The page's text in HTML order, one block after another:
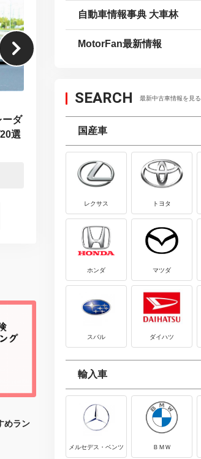
ーダ
選
【2023年】ETC車載器おすすめラ
めラン
自動車情報事典 大車林
MotorFan最新情報
SEARCH 最新中古車情報を見る
国産車
レクサス トヨタ
ホンダ マツダ
スバル ダイハツ
輸入車
メルセデス・ベンツ ＢＭＷ